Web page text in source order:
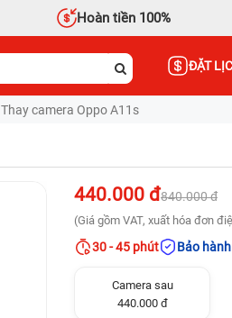
Hoàn tiền 100%
ĐẶT
Thay camera Oppo A11s
440.000 đ840.000 đ
(Giá gồm VAT, xuất hóa đơn
30 - 45 phút Bảo
Camera sau
440.000 đ